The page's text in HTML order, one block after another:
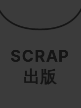
SCRAP
出版